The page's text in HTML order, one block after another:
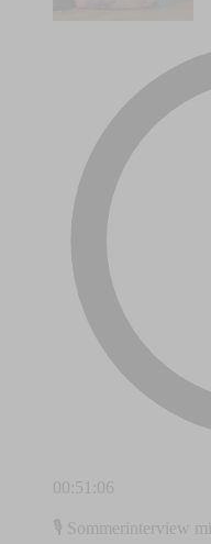
00:51:06
🎙️ Sommerinterview